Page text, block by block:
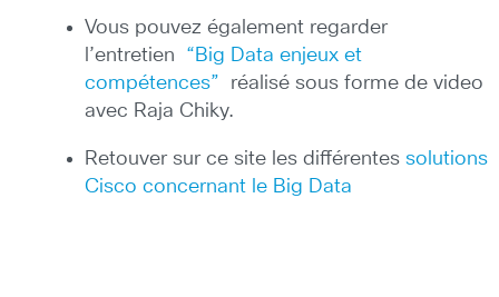
Vous pouvez également regarder
l’entretien “Big Data enjeux et
compétences” réalisé sous forme de video
avec Raja Chiky.
Retouver sur ce site les différentes solutions
Cisco concernant le Big Data